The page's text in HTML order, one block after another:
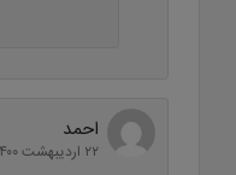
احمد
۲۲ اردیبهشت ۱۴۰۰ در ۱۶:۱۲